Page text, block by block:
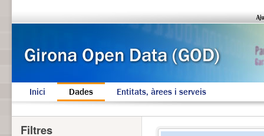
Inici Dades Entitats, àrees i serveis
Filtres